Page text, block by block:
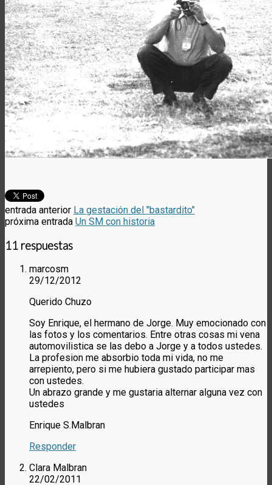
entrada anterior La gestación del "bastardito"
próxima entrada Un SM con historia
11 respuestas
marcosm
29/12/2012
Querido Chuzo
Soy Enrique, el hermano de Jorge. Muy emocionado con
las fotos y los comentarios. Entre otras cosas mi vena
automovilistica se las debo a Jorge y a todos ustedes.
La profesion me absorbio toda mi vida, no me
arrepiento, pero si me hubiera gustado participar mas
con ustedes.
Un abrazo grande y me gustaria alternar alguna vez con
ustedes
Enrique S.Malbran
Responder
Clara Malbran
22/02/2011